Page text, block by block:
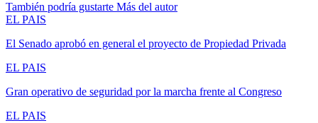
También podría gustarte Más del autor
EL PAIS
El Senado aprobó en general el proyecto de Propiedad Privada
EL PAIS
Gran operativo de seguridad por la marcha frente al Congreso
EL PAIS